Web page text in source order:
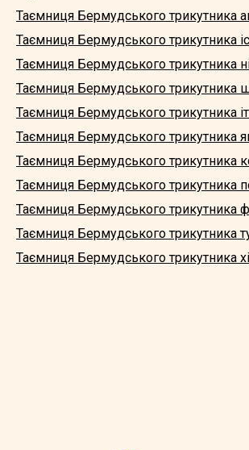
Таємниця Бермудського трикутника
Таємниця Бермудського трикутника
Таємниця Бермудського трикутника
Таємниця Бермудського трикутника
Таємниця Бермудського трикутника
Таємниця Бермудського трикутника
Таємниця Бермудського трикутника
Таємниця Бермудського трикутника
Таємниця Бермудського трикутника
Таємниця Бермудського трикутника
Таємниця Бермудського трикутника